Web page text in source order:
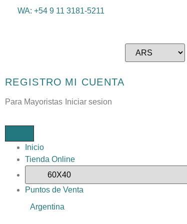
WA: +54 9 11 3181-5211
REGISTRO
Para Mayoristas
MI CUENTA
Iniciar sesion
Inicio
Tienda Online
Puntos de Venta
Argentina